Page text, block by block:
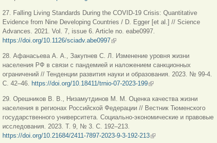
27. Falling Living Standards During the COVID-19 Crisis: Quantitative
Evidence from Nine Developing Countries / D. Egger [et al.] // Science
Advances. 2021. Vol. 7, issue 6. Article no. eabe0997.
https://doi.org/10.1126/sciadv.abe0997(внешняя ссылка)
28. Афанасьева А. А., Закупнев С. Л. Изменение уровня жизни
населения РФ в связи с пандемией и наложением санкционных
ограничений // Тенденции развития науки и образования. 2023. № 99-4.
С. 42–46. https://doi.org/10.18411/trnio-07-2023-199(внешняя ссылка)
29. Орешников В. В., Низамутдинов М. М. Оценка качества жизни
населения в регионах Российской Федерации // Вестник Тюменского
государственного университета. Социально-экономические и правовые
исследования. 2023. Т. 9, № 3. С. 192–213.
https://doi.org/10.21684/2411-7897-2023-9-3-192-213(внешняя ссылка)